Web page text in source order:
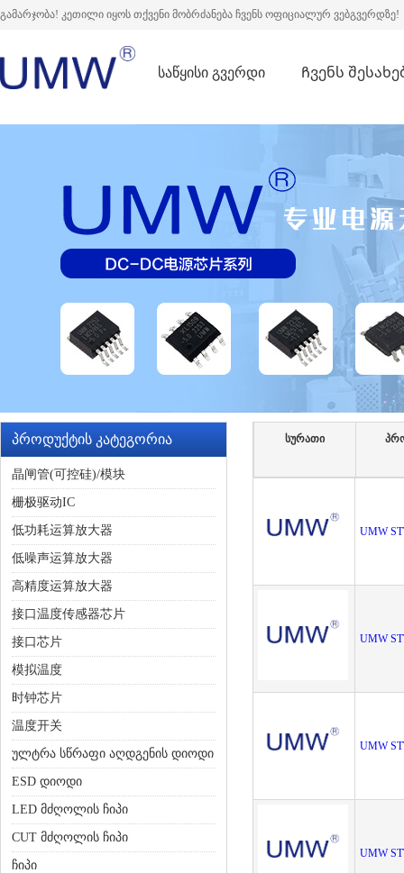
გამარჯობა! კეთილი იყოს თქვენი მობრძანება ჩვენს ოფიციალურ ვებგვერდზე!
საწყისი გვერდი Ჩვენს
პროდუქტის კატეგორია
晶闸管(可控硅)/模块
栅极驱动IC
低功耗运算放大器
低噪声运算放大器
高精度运算放大器
接口温度传感器芯片
接口芯片
模拟温度
时钟芯片
温度开关
ულტრა სწრაფი აღდგენის დიოდი
ESD დიოდი
LED მძღოლის ჩიპი
CUT მძღოლის ჩიპი
ჩიპი
სურათი
UMW
UMW
UMW
UMW